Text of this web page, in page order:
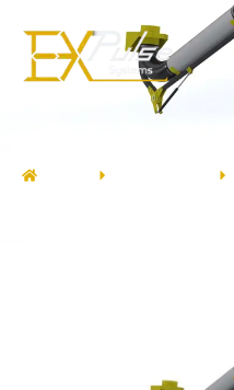
SDM-
SDM-160